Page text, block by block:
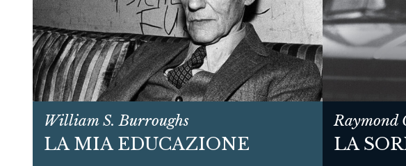
William S. Burroughs
LA MIA EDUCAZIONE
Raymond
LA